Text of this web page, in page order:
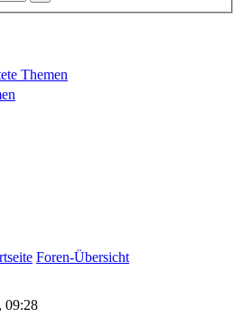
Themen
Foren-Übersicht
09:28